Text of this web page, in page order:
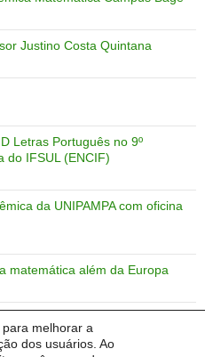
melhorar a
dos usuários. Ao
Justino Costa Quintana
Letras Português no 9º
do IFSUL (ENCIF)
da UNIPAMPA com oficina
matemática além da Europa